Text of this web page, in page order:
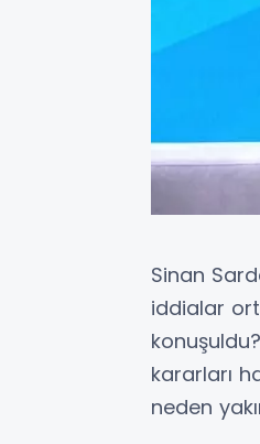
Sinan
iddialar
kararları
neden